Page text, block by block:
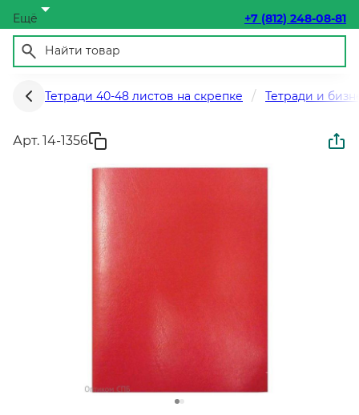
Ещё +7 (812) 248-08-81
Тетради 40-48 листов на скрепке Тетради и
Арт. 14-1356